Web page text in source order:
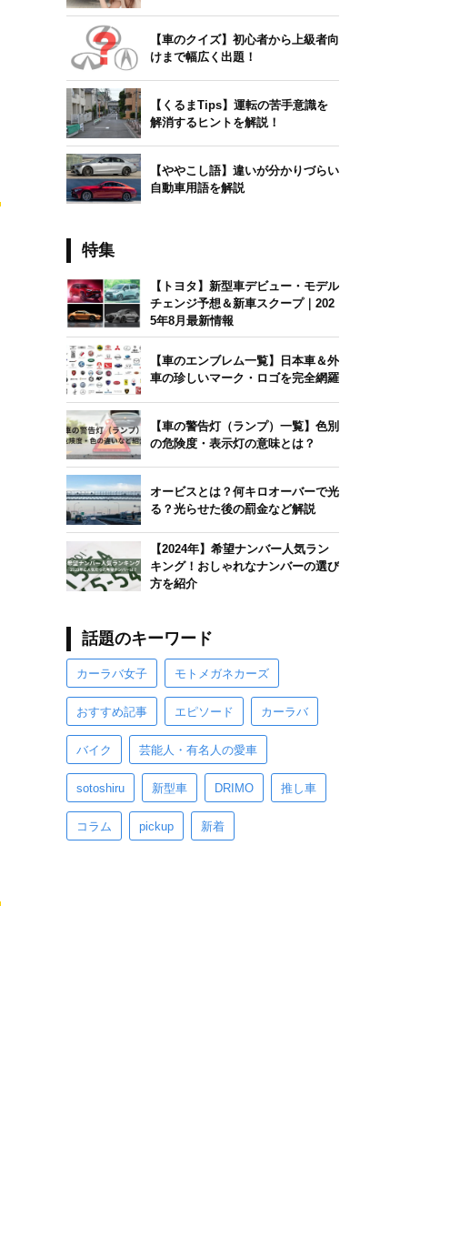
【車のクイズ】初心者から上級者向
けまで幅広く出題！
【くるまTips】運転の苦手意識を
解消するヒントを解説！
【ややこし語】違いが分かりづらい
自動車用語を解説
特集
【トヨタ】新型車デビュー・モデル
チェンジ予想＆新車スクープ｜202
5年8月最新情報
【車のエンブレム一覧】日本車＆外
車の珍しいマーク・ロゴを完全網羅
【車の警告灯（ランプ）一覧】色別
の危険度・表示灯の意味とは？
オービスとは？何キロオーバーで光
る？光らせた後の罰金など解説
【2024年】希望ナンバー人気ラン
キング！おしゃれなナンバーの選び
方を紹介
話題のキーワード
カーラバ女子 モトメガネカーズ
おすすめ記事 エピソード カーラバ
バイク 芸能人・有名人の愛車
sotoshiru 新型車 DRIMO 推し車
コラム pickup 新着